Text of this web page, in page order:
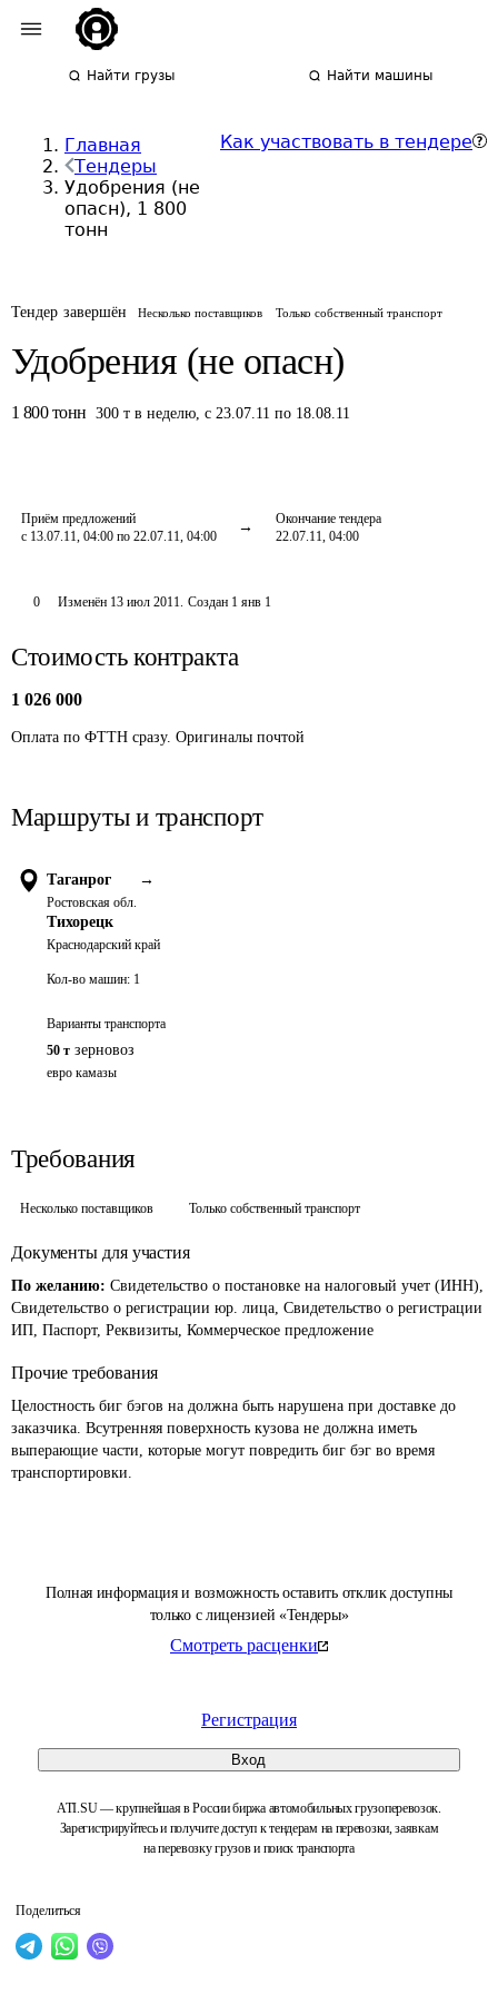
Найти грузы Найти машины
Главная
Тендеры
Удобрения (не
опасн), 1 800
тонн
Как участвовать в тендере
Тендер завершён Несколько поставщиков Только собственный транспорт
Удобрения (не опасн)
1 800 тонн 300 т в неделю, с 23.07.11 по 18.08.11
Приём предложений
с 13.07.11, 04:00 по 22.07.11, 04:00
Окончание тендера
22.07.11, 04:00
Полная информация и возможность оставить отклик доступны
только с лицензией «Тендеры»
Смотреть расценки
Регистрация
Вход
ATI.SU — крупнейшая в России биржа автомобильных грузоперевозок.
Зарегистрируйтесь и получите доступ к тендерам на перевозки, заявкам
на перевозку грузов и поиск транспорта
Поделиться
0 Изменён 13 июл 2011. Создан 1 янв 1
Стоимость контракта
1 026 000
Оплата по ФТТН сразу. Оригиналы почтой
Маршруты и транспорт
Таганрог →
Ростовская обл.
Тихорецк
Краснодарский край
Кол-во машин: 1
Варианты транспорта
50 т зерновоз
евро камазы
Требования
Несколько поставщиков Только собственный транспорт
Документы для участия
По желанию: Свидетельство о постановке на налоговый учет (ИНН),
Свидетельство о регистрации юр. лица, Свидетельство о регистрации
ИП, Паспорт, Реквизиты, Коммерческое предложение
Прочие требования
Целостность биг бэгов на должна быть нарушена при доставке до
заказчика. Всутренняя поверхность кузова не должна иметь
выперающие части, которые могут повредить биг бэг во время
транспортировки.